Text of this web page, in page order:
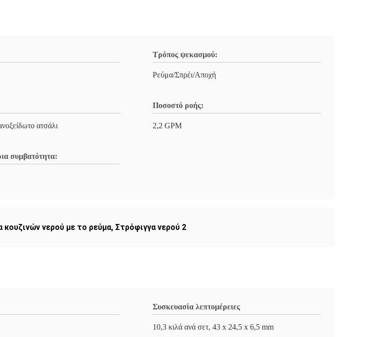
Τρόπος ψεκασμού:
Ρεύμα/Σπρέι/Αποχή
ατσάλι
Ποσοστό ροής:
2,2 GPM
συμβατότητα:
κουζινών νερού με το ρεύμα, Στρόφιγγα νερού 2
Συσκευασία λεπτομέρειες
10,3 κιλά ανά σετ, 43 x 24,5 x 6,5 mm